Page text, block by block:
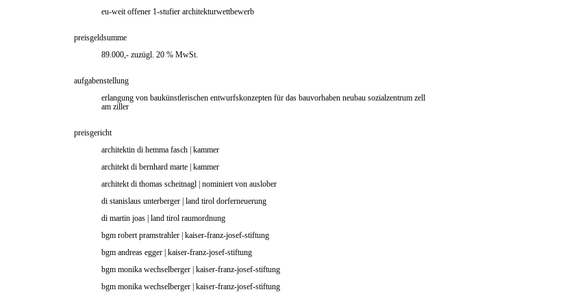
eu-weit offener 1-stufier architekturwettbewerb
preisgeldsumme
89.000,- zuzügl. 20 % MwSt.
aufgabenstellung
erlangung von baukünstlerischen entwurfskonzepten für das bauvorhaben neubau sozialzentrum zell
am ziller
preisgericht
architektin di hemma fasch | kammer
architekt di bernhard marte | kammer
architekt di thomas scheitnagl | nominiert von auslober
di stanislaus unterberger | land tirol dorferneuerung
di martin joas | land tirol raumordnung
bgm robert pramstrahler | kaiser-franz-josef-stiftung
bgm andreas egger | kaiser-franz-josef-stiftung
bgm monika wechselberger | kaiser-franz-josef-stiftung
bgm monika wechselberger | kaiser-franz-josef-stiftung